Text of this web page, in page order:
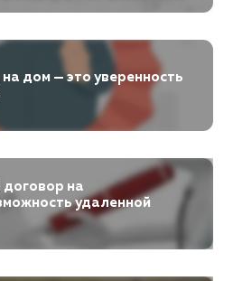
дом — это уверенность
на
удаленной